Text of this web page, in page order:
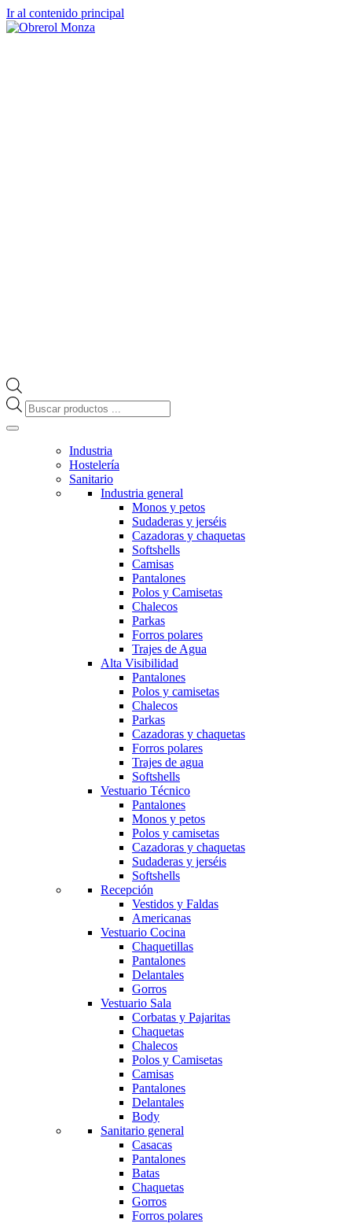
Ir al contenido principal
Búsqueda
de
Industria
Hostelería
Sanitario
Industria general
Monos y petos
Sudaderas y jerséis
Cazadoras y chaquetas
Softshells
Camisas
Pantalones
Polos y Camisetas
Chalecos
Parkas
Forros polares
Trajes de Agua
Alta Visibilidad
Pantalones
Polos y camisetas
Chalecos
Parkas
Cazadoras y chaquetas
Forros polares
Trajes de agua
Softshells
Vestuario Técnico
Pantalones
Monos y petos
Polos y camisetas
Cazadoras y chaquetas
Sudaderas y jerséis
Softshells
Recepción
Vestidos y Faldas
Americanas
Vestuario Cocina
Chaquetillas
Pantalones
Delantales
Gorros
Vestuario Sala
Corbatas y Pajaritas
Chaquetas
Chalecos
Polos y Camisetas
Camisas
Pantalones
Delantales
Body
Sanitario general
Casacas
Pantalones
Batas
Chaquetas
Gorros
Forros polares